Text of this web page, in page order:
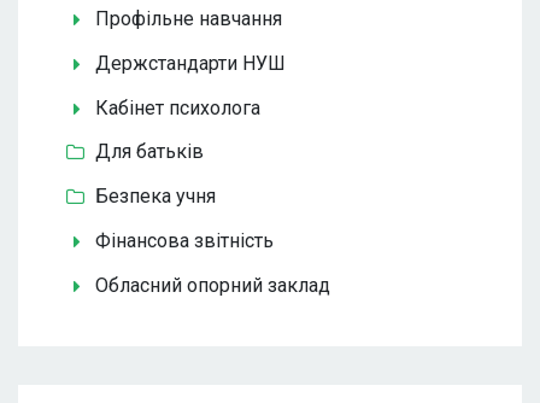
Профільне навчання
Держстандарти НУШ
Кабінет психолога
Для батьків
Безпека учня
Фінансова звітність
Обласний опорний заклад